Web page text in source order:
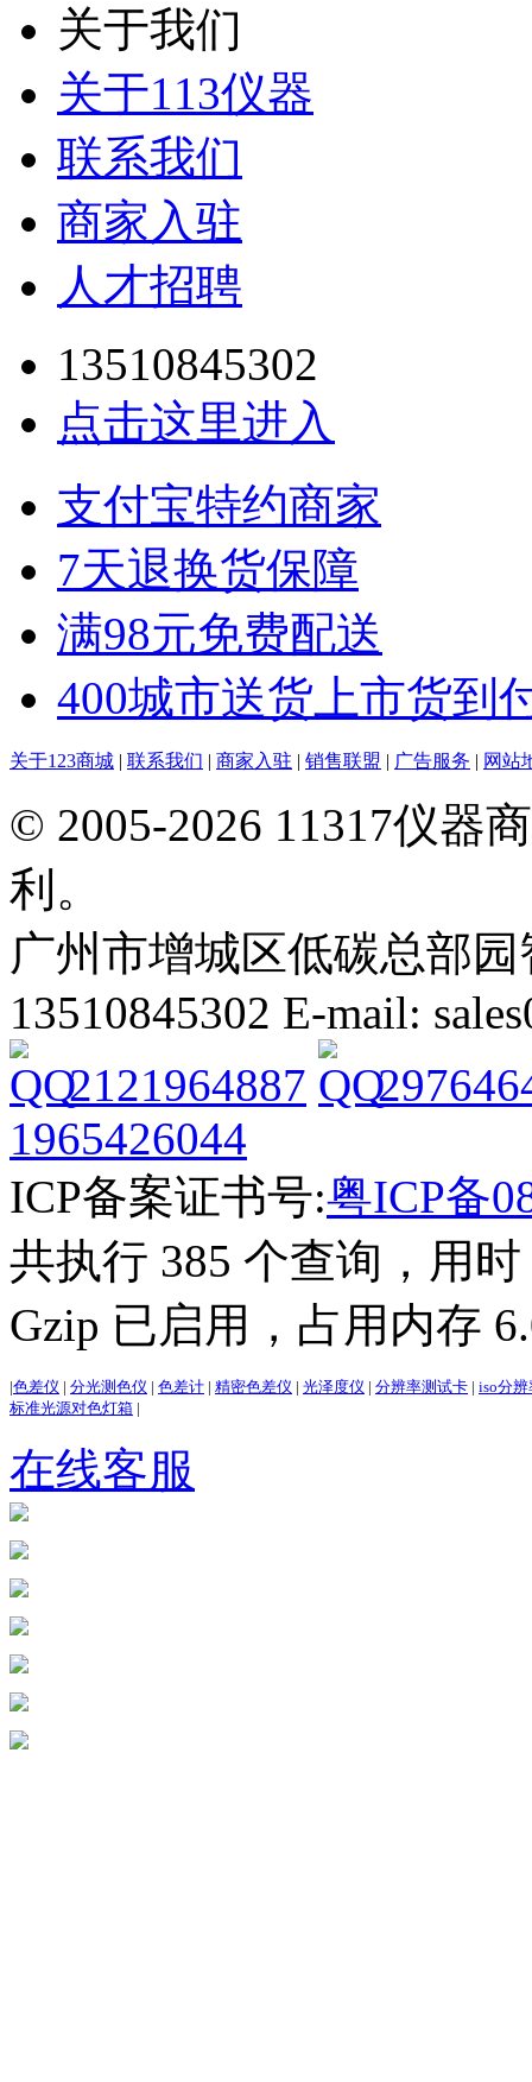
关于我们
关于113仪器
联系我们
商家入驻
人才招聘
13510845302
点击这里进入
支付宝特约商家
7天退换货保障
满98元免费配送
400城市送货上市货到
关于123商城 | 联系我们 | 商家入驻 | 销售联盟 | 广告服务 | 网站
© 2005-2026 11317仪器
利。
广州市增城区低碳总部
13510845302 E-mail:
2121964887
1965426044
ICP备案证书号:粤ICP备
共执行 385 个查询，用
Gzip 已启用，占用内存
|色差仪 | 分光测色仪 | 色差计 | 精密色差仪 | 光泽度仪 | 分辨率测试卡 | iso分
标准光源对色灯箱 |
在线客服